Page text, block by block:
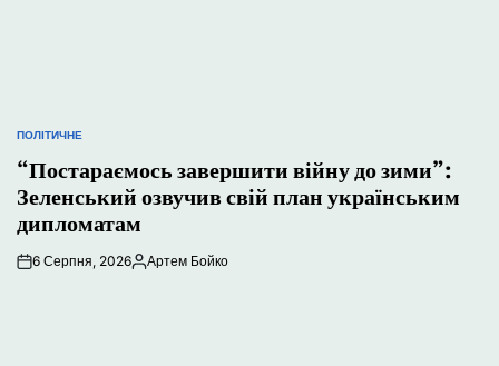
ОПУБЛІКУВАТИ
У
ПОЛІТИЧНЕ
“Постараємось завершити війну до зими”:
Зеленський озвучив свій план українським
дипломатам
6 Серпня, 2026Опубліковано
Артем Бойко